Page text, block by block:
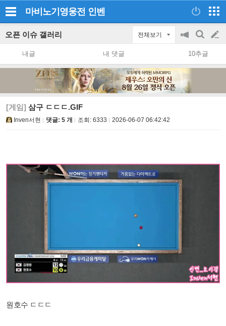
마비노기영웅전 인벤
오픈 이슈 갤러리 전체보기
공
지
on/off
검
색
글
쓰
내글 내 댓글 10추글
[게임] 삼구 ㄷㄷㄷ.GIF
Inven서현 댓글: 5 개 조회: 6333 2026-06-07 06:42:42
원호수 ㄷㄷㄷ